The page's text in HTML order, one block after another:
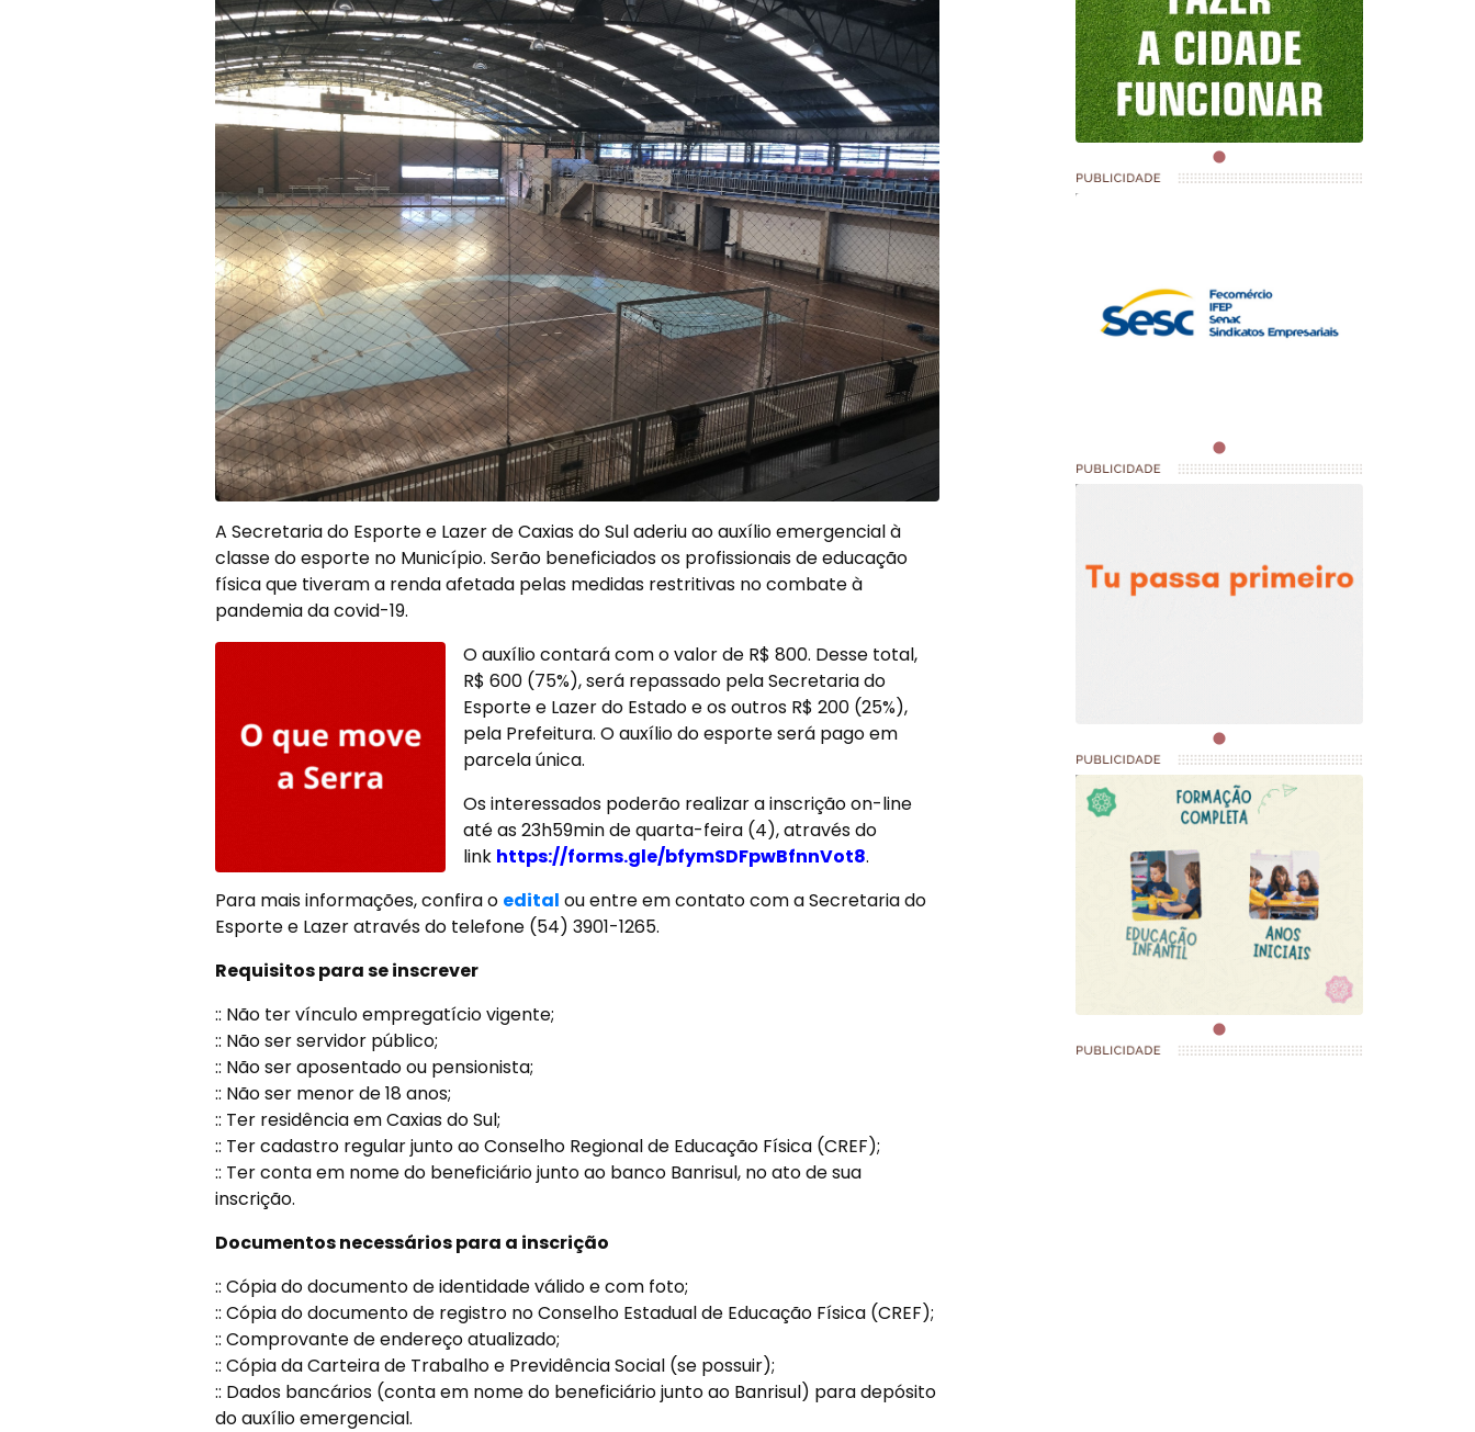
A Secretaria do Esporte e Lazer de Caxias do Sul aderiu ao auxílio emergencial à
classe do esporte no Município. Serão beneficiados os profissionais de educação
física que tiveram a renda afetada pelas medidas restritivas no combate à
pandemia da covid-19.
O auxílio contará com o valor de R$ 800. Desse total,
R$ 600 (75%), será repassado pela Secretaria do
Esporte e Lazer do Estado e os outros R$ 200 (25%),
pela Prefeitura. O auxílio do esporte será pago em
parcela única.
Os interessados poderão realizar a inscrição on-line
até as 23h59min de quarta-feira (4), através do
link https://forms.gle/bfymSDFpwBfnnVot8.
Para mais informações, confira o edital ou entre em contato com a Secretaria do
Esporte e Lazer através do telefone (54) 3901-1265.
Requisitos para se inscrever
:: Não ter vínculo empregatício vigente;
:: Não ser servidor público;
:: Não ser aposentado ou pensionista;
:: Não ser menor de 18 anos;
:: Ter residência em Caxias do Sul;
:: Ter cadastro regular junto ao Conselho Regional de Educação Física (CREF);
:: Ter conta em nome do beneficiário junto ao banco Banrisul, no ato de sua
inscrição.
Documentos necessários para a inscrição
:: Cópia do documento de identidade válido e com foto;
:: Cópia do documento de registro no Conselho Estadual de Educação Física (CREF);
:: Comprovante de endereço atualizado;
:: Cópia da Carteira de Trabalho e Previdência Social (se possuir);
:: Dados bancários (conta em nome do beneficiário junto ao Banrisul) para depósito
do auxílio emergencial.